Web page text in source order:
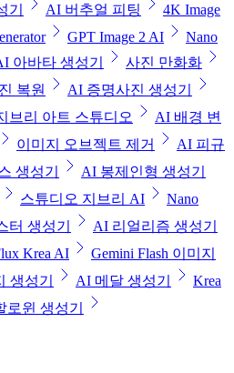
기 AI 버추얼 피팅
4K Image
GPT Image 2 AI
Nano
아바타 생성기
사진 만화화
복원
AI 증명사진 생성기
브리 아트 스튜디오
AI 배경 변
이미지 오브젝트 제거
AI 피규
생성기
AI 봉제인형 생성기
스튜디오 지브리 AI
Nano
터 생성기
AI 리얼리즘 생성기
Krea AI
Gemini Flash 이미지
생성기 AI 메달 생성기
Krea
로윈 생성기